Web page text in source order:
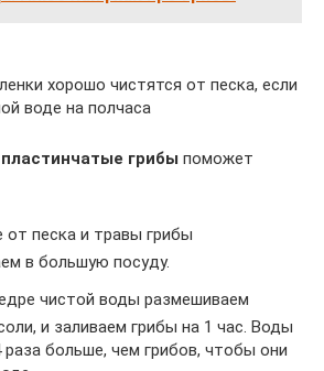
хорошо чистятся от песка, если
воде на полчаса
грибы поможет
песка и травы грибы
в большую посуду.
чистой воды размешиваем
и заливаем грибы на 1 час. Воды
раза больше, чем грибов, чтобы они